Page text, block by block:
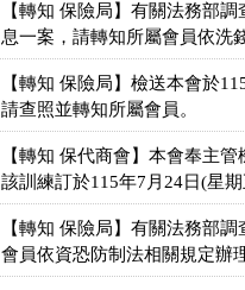
【轉知 保險局】有關法務部
息一案，請轉知所屬會員依洗
【轉知 保險局】檢送本會於
請查照並轉知所屬會員。
【轉知 保代商會】本會奉主
該訓練訂於115年7月24日(星
【轉知 保險局】有關法務部
會員依資恐防制法相關規定辦